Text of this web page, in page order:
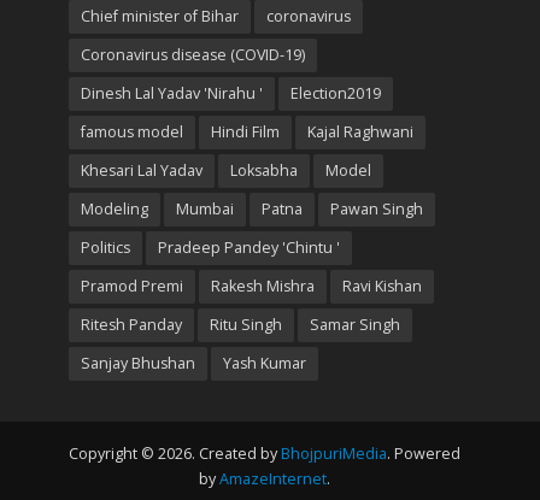
Chief minister of Bihar
coronavirus
Coronavirus disease (COVID-19)
Dinesh Lal Yadav 'Nirahu '
Election2019
famous model
Hindi Film
Kajal Raghwani
Khesari Lal Yadav
Loksabha
Model
Modeling
Mumbai Patna
Pawan Singh
Politics
Pradeep Pandey 'Chintu '
Pramod Premi
Rakesh Mishra
Ravi Kishan
Ritesh Panday
Ritu Singh
Samar Singh
Sanjay Bhushan
Yash Kumar
Copyright © 2026. Created by BhojpuriMedia. Powered
byAmazeInternet.